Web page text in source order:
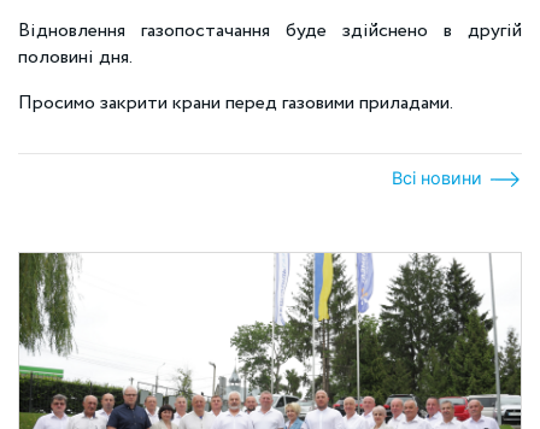
Відновлення газопостачання буде здійснено в другій
половині дня.
Просимо закрити крани перед газовими приладами.
Всі новини